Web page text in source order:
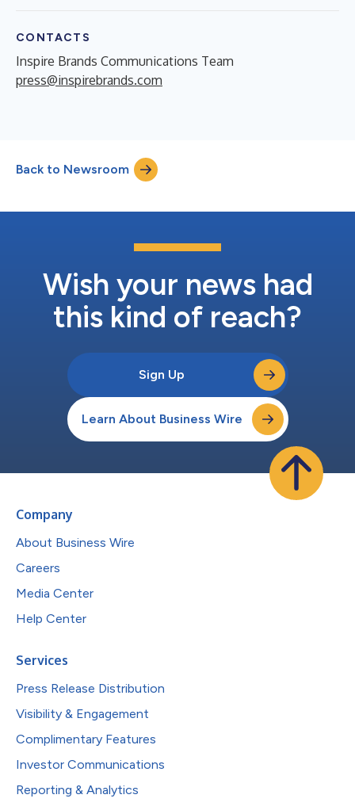
CONTACTS
Inspire Brands Communications Team
press@inspirebrands.com
Back to Newsroom
Wish your news had
this kind of reach?
Sign Up
Learn About Business Wire
Company
About Business Wire
Careers
Media Center
Help Center
Services
Press Release Distribution
Visibility & Engagement
Complimentary Features
Investor Communications
Reporting & Analytics